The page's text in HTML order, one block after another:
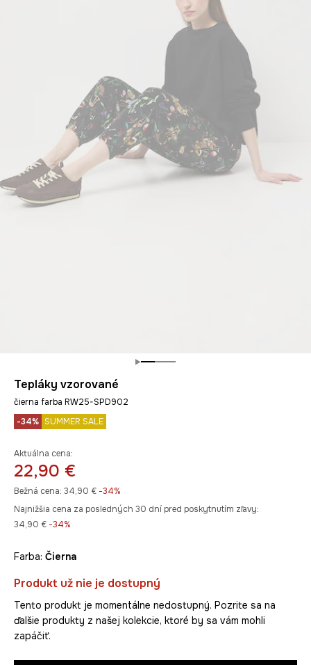
Tepláky vzorované
čierna farba RW25-SPD902
-34% SUMMER SALE
Aktuálna cena:
22,90 €
Bežná cena: 34,90 € -34%
Najnižšia cena za posledných 30 dní pred poskytnutím zľavy:
34,90 € -34%
Farba: čierna
Produkt už nie je dostupný
Tento produkt je momentálne nedostupný. Pozrite sa na
ďalšie produkty z našej kolekcie, ktoré by sa vám mohli
zapáčiť.